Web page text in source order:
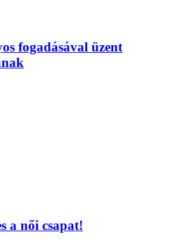
fogadásával üzent
a női csapat!